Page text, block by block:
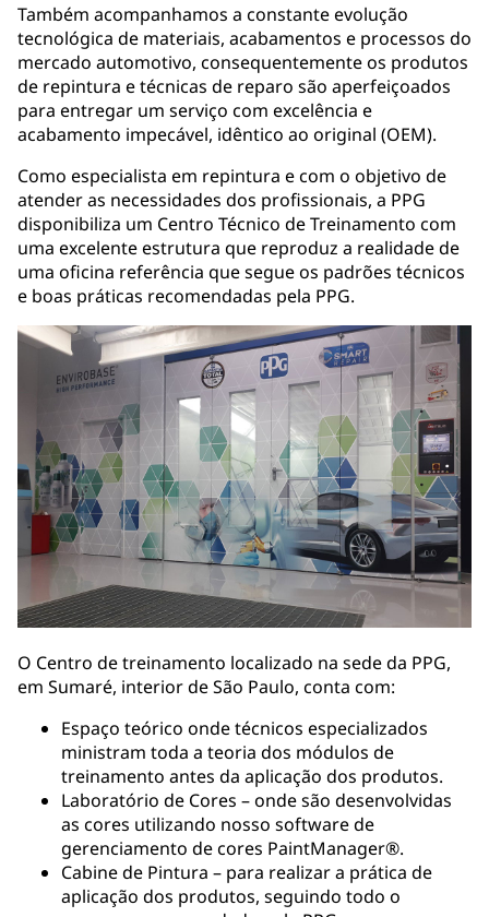
Também acompanhamos a constante evolução
tecnológica de materiais, acabamentos e processos do
mercado automotivo, consequentemente os produtos
de repintura e técnicas de reparo são aperfeiçoados
para entregar um serviço com excelência e
acabamento impecável, idêntico ao original (OEM).
Como especialista em repintura e com o objetivo de
atender as necessidades dos profissionais, a PPG
disponibiliza um Centro Técnico de Treinamento com
uma excelente estrutura que reproduz a realidade de
uma oficina referência que segue os padrões técnicos
e boas práticas recomendadas pela PPG.
O Centro de treinamento localizado na sede da PPG,
em Sumaré, interior de São Paulo, conta com:
Espaço teórico onde técnicos especializados
ministram toda a teoria dos módulos de
treinamento antes da aplicação dos produtos.
Laboratório de Cores – onde são desenvolvidas
as cores utilizando nosso software de
gerenciamento de cores PaintManager®.
Cabine de Pintura – para realizar a prática de
aplicação dos produtos, seguindo todo o